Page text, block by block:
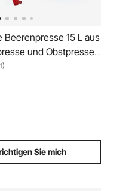
Beerenpresse 15 L aus
und Obstpresse
Orangen und
mit 2
32 x 61 cm
Sie mich